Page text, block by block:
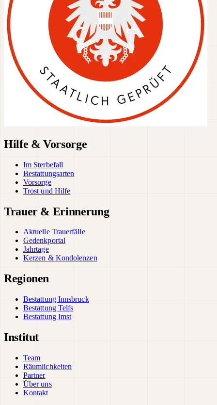
Hilfe & Vorsorge
Im Sterbefall
Bestattungsarten
Vorsorge
Trost und Hilfe
Trauer & Erinnerung
Aktuelle Trauerfälle
Gedenkportal
Jahrtage
Kerzen & Kondolenzen
Regionen
Bestattung Innsbruck
Bestattung Telfs
Bestattung Imst
Institut
Team
Räumlichkeiten
Partner
Über uns
Kontakt